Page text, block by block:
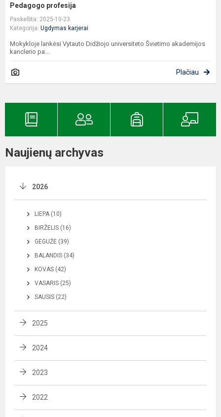
Pedagogo profesija
Paskelbta: 2025-10-23
Kategorija: Ugdymas karjerai
Mokykloje lankėsi Vytauto Didžiojo universiteto Švietimo akademijos
kanclerio pa...
Plačiau
Naujienų archyvas
2026
LIEPA (10)
BIRŽELIS (16)
GEGUŽĖ (39)
BALANDIS (34)
KOVAS (42)
VASARIS (25)
SAUSIS (22)
2025
2024
2023
2022